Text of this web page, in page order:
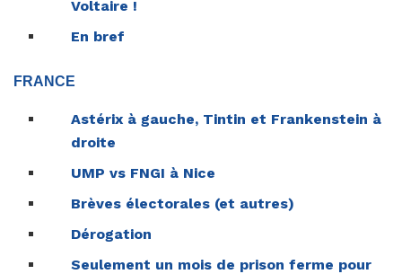
Voltaire !
En bref
FRANCE
Astérix à gauche, Tintin et Frankenstein à
droite
UMP vs FNGI à Nice
Brèves électorales (et autres)
Dérogation
Seulement un mois de prison ferme pour